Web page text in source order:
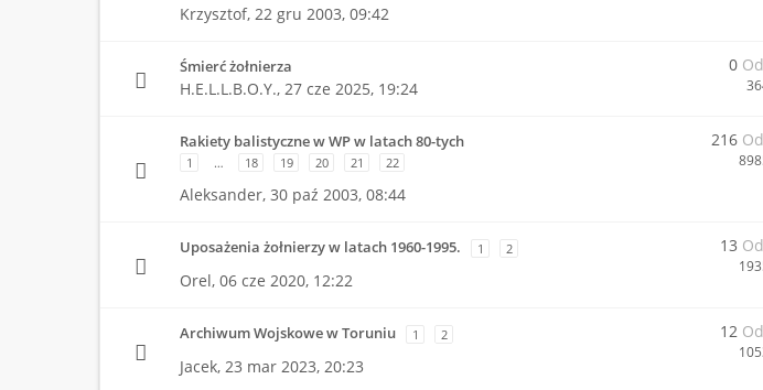
Krzysztof, 22 gru 2003, 09:42
Śmierć żołnierza
H.E.L.L.B.O.Y., 27 cze 2025, 19:24
0
Rakiety balistyczne w WP w latach 80-tych
1 … 18 19 20 21 22
Aleksander, 30 paź 2003, 08:44
216
Uposażenia żołnierzy w latach 1960-1995. 1 2
Orel, 06 cze 2020, 12:22
13
Archiwum Wojskowe w Toruniu 1 2
Jacek, 23 mar 2023, 20:23
12